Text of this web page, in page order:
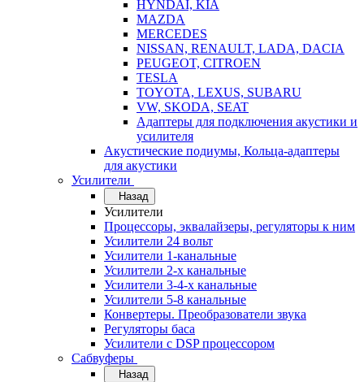
HYNDAI, KIA
MAZDA
MERCEDES
NISSAN, RENAULT, LADA, DACIA
PEUGEOT, CITROEN
TESLA
TOYOTA, LEXUS, SUBARU
VW, SKODA, SEAT
Адаптеры для подключения акустики и
усилителя
Акустические подиумы, Кольца-адаптеры
для акустики
Усилители
Назад
Усилители
Процессоры, эквалайзеры, регуляторы к ним
Усилители 24 вольт
Усилители 1-канальные
Усилители 2-х канальные
Усилители 3-4-х канальные
Усилители 5-8 канальные
Конвертеры. Преобразователи звука
Регуляторы баса
Усилители с DSP процессором
Сабвуферы
Назад